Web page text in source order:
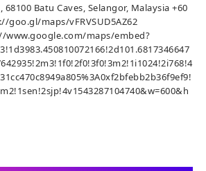
68100 Batu Caves, Selangor, Malaysia +60
goo.gl/maps/vFRVSUD5AZ62
www.google.com/maps/embed?